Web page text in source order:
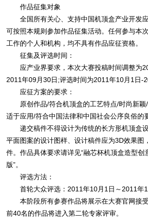
作品征集对象
全国所有关心、支持中国机顶盒产业开发
可按照本规则参加作品征集活动。任何参与本
工作的个人和机构，均不具有作品应征资格。
征集及评选时间：
应产业界要求，本次大赛投稿时间调整为
2011年09月30日;评选时间为2011年10月1日-
应征方案的要求：
原创作品/符合机顶盒的工艺特点/时尚新颖/
适于应用/符合中国法律和中国社会公序良俗的
递交稿件不得设计为传统的长方形机顶盒
平面图案的设计图样、设计稿件应为3D效果图
件。作品具体要求请详见“融芯杯机顶盒造型创
版”。
评选方法：
首轮大众评选：2011年10月1日～2011年
本阶段所有参赛作品将展示在大赛官网接
前40名的作品将进入第二轮专家评审。